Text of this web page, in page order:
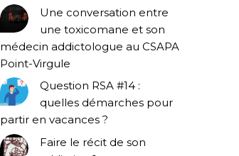
Une conversation entre
une toxicomane et son
médecin addictologue au CSAPA
Point-Virgule
Question RSA #14 :
quelles démarches pour
partir en vacances ?
Faire le récit de son